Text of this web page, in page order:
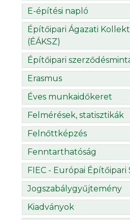
E-építési napló
Építőipari Ágazati
(ÉÁKSZ)
Építőipari
Erasmus
Éves munkaidőkeret
Felmérések, statisztikák
Felnőttképzés
Fenntarthatóság
FIEC - Európai Építőipari
Jogszabálygyűjtemény
Kiadványok